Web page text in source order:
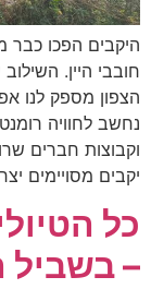
היקבים הפכו כבר
חובבי היין.
הצפון מספק לנו
נחשב לחוויה
וקבוצות חברים
יקבים מסויימים
כל
–